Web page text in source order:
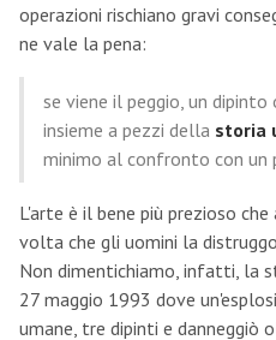
operazioni rischiano gravi
ne vale la pena:
se viene il peggio, un
insieme a pezzi della storia
minimo al confronto con un
L'arte è il bene più prezioso
volta che gli uomini la
Non dimentichiamo, infatti, la
27 maggio 1993 dove
umane, tre dipinti e danneggiò